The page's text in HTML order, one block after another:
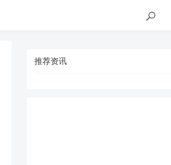
推荐资讯